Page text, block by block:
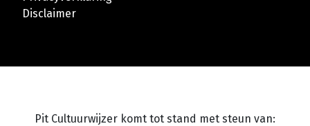
Disclaimer
Pit Cultuurwijzer komt tot stand met steun van: